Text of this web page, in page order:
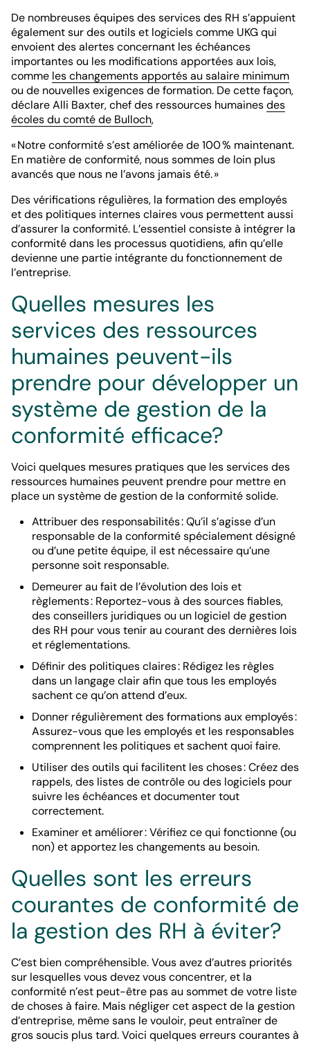
De nombreuses équipes des services des RH s’appuient
également sur des outils et logiciels comme UKG qui
envoient des alertes concernant les échéances
importantes ou les modifications apportées aux lois,
comme les changements apportés au salaire minimum
ou de nouvelles exigences de formation. De cette façon,
déclare Alli Baxter, chef des ressources humainesdes
écoles du comté de Bulloch,
« Notre conformité s’est améliorée de 100 % maintenant.
En matière de conformité, nous sommes de loin plus
avancés que nous ne l’avons jamais été. »
Des vérifications régulières, la formation des employés
et des politiques internes claires vous permettent aussi
d’assurer la conformité. L’essentiel consiste à intégrer la
conformité dans les processus quotidiens, afin qu’elle
devienne une partie intégrante du fonctionnement de
l’entreprise.
Quelles mesures les
services des ressources
humaines peuvent-ils
prendre pour développer un
système de gestion de la
conformité efficace?
Voici quelques mesures pratiques que les services des
ressources humaines peuvent prendre pour mettre en
place un système de gestion de la conformité solide.
Attribuer des responsabilités : Qu’il s’agisse d’un
responsable de la conformité spécialement désigné
ou d’une petite équipe, il est nécessaire qu’une
personne soit responsable.
Demeurer au fait de l’évolution des lois et
règlements : Reportez-vous à des sources fiables,
des conseillers juridiques ou un logiciel de gestion
des RH pour vous tenir au courant des dernières lois
et réglementations.
Définir des politiques claires : Rédigez les règles
dans un langage clair afin que tous les employés
sachent ce qu’on attend d’eux.
Donner régulièrement des formations aux employés :
Assurez-vous que les employés et les responsables
comprennent les politiques et sachent quoi faire.
Utiliser des outils qui facilitent les choses : Créez des
rappels, des listes de contrôle ou des logiciels pour
suivre les échéances et documenter tout
correctement.
Examiner et améliorer : Vérifiez ce qui fonctionne (ou
non) et apportez les changements au besoin.
Quelles sont les erreurs
courantes de conformité de
la gestion des RH à éviter?
C’est bien compréhensible. Vous avez d’autres priorités
sur lesquelles vous devez vous concentrer, et la
conformité n’est peut-être pas au sommet de votre liste
de choses à faire. Mais négliger cet aspect de la gestion
d’entreprise, même sans le vouloir, peut entraîner de
gros soucis plus tard. Voici quelques erreurs courantes à